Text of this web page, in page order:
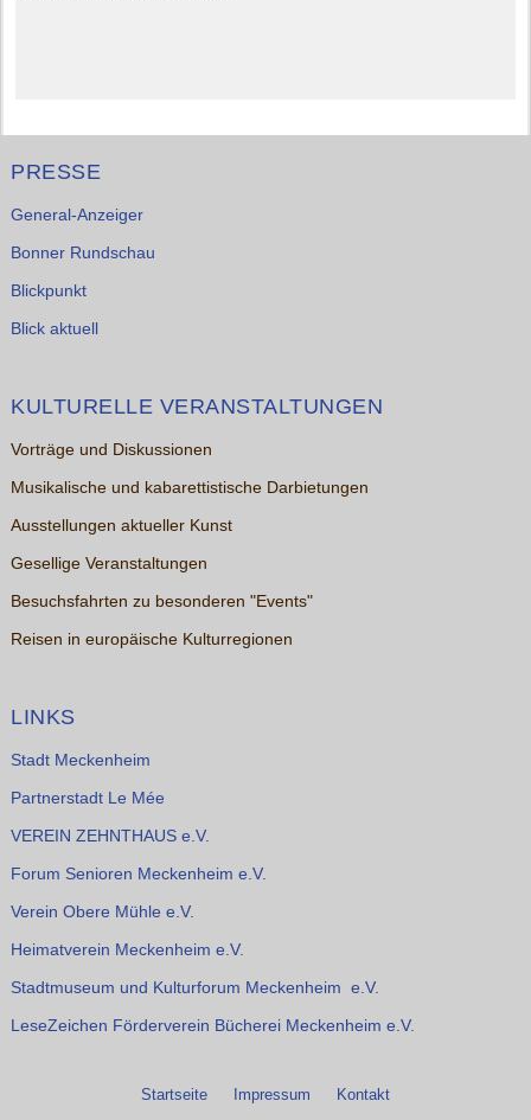
PRESSE
General-Anzeiger
Bonner Rundschau
Blickpunkt
Blick aktuell
KULTURELLE VERANSTALTUNGEN
Vorträge und Diskussionen
Musikalische und kabarettistische Darbietungen
Ausstellungen aktueller Kunst
Gesellige Veranstaltungen
Besuchsfahrten zu besonderen "Events"
Reisen in europäische Kulturregionen
LINKS
Stadt Meckenheim
Partnerstadt Le Mée
VEREIN ZEHNTHAUS e.V.
Forum Senioren Meckenheim e.V.
Verein Obere Mühle e.V.
Heimatverein Meckenheim e.V.
Stadtmuseum und Kulturforum Meckenheim e.V.
LeseZeichen Förderverein Bücherei Meckenheim e.V.
Startseite Impressum Kontakt